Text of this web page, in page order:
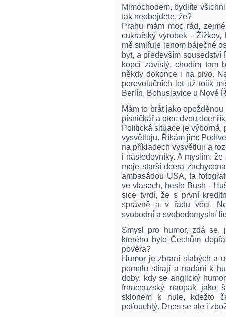
Mimochodem, bydlíte
tak neobejdete, že?
Prahu mám moc rád,
cukrářský výrobek -
mě smiřuje jenom báječné
byt, a především sousedství
kopci závislý, chodím tam
někdy dokonce i na pivo.
porevolučních let už tolik
Berlín, Bohuslavice u Nové
Mám to brát jako
písničkář a otec dvou dcer
Politická situace je výborná,
vysvětluju. Říkám jim:
na příkladech vysvětluji a
i následovníky. A myslím,
moje starší dcera
ambasádou USA, ta
ve vlasech, heslo Bush -
sice tvrdí, že s první
správně a v řádu věcí.
svobodní a svobodomyslní
Smysl pro humor, zdá se,
kterého bylo Čechům
pověra?
Humor je zbraní slabých a
pomalu stírají a nadání k
doby, kdy se anglický
francouzský naopak jako
sklonem k nule, kdežto
poťouchlý. Dnes se ale i